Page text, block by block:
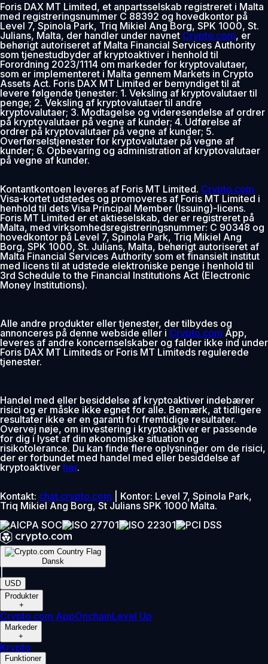
0% gebyr de første 30 dage
Tilføj
Foris DAX MT Limited, et anpartsselskab registreret i Malta
med registreringsnummer C 88392 og hovedkontor på
Level 7, Spinola Park, Triq Mikiel Ang Borg, SPK 1000, St.
Julians, Malta, der handler under navnet Crypto.com, er
behørigt autoriseret af Malta Financial Services Authority
som tjenestudbyder af kryptoaktiver i henhold til
Forordning 2023/1114 om markeder for kryptovalutaer,
som er implementeret i Malta gennem Markets in Crypto
Assets Act. Foris DAX MT Limited er bemyndiget til at
levere følgende tjenester: 1. Veksling af kryptovalutaer til
penge; 2. Veksling af kryptovalutaer til andre
kryptovalutaer; 3. Modtagelse og videresendelse af ordrer
på kryptovalutaer på vegne af kunder; 4. Udførelse af
ordrer på kryptovalutaer på vegne af kunder; 5.
Overførselstjenester for kryptovalutaer på vegne af
kunder; 6. Opbevaring og administration af kryptovalutaer
på vegne af kunder.
Kontantkontoen leveres af Foris MT Limited. Crypto.com
Visa-kortet udstedes og promoveres af Foris MT Limited i
henhold til dets Visa Principal Member (Issuing)-licens.
Foris MT Limited er et aktieselskab, der er registreret på
Malta, med virksomhedsregistreringsnummer: C 90348 og
hovedkontor på Level 7, Spinola Park, Triq Mikiel Ang
Borg, SPK 1000, St. Julians, Malta, behørigt autoriseret af
Malta Financial Services Authority som et finansielt institut
med licens til at udstede elektroniske penge i henhold til
3rd Schedule to the Financial Institutions Act (Electronic
Money Institutions).
Alle andre produkter eller tjenester, der tilbydes og
annonceres på denne webside eller i Crypto.com App,
leveres af andre koncernselskaber og falder ikke ind under
Foris DAX MT Limiteds or Foris MT Limiteds regulerede
tjenester.
Handel med eller besiddelse af kryptoaktiver indebærer
risici og er måske ikke egnet for alle. Bemærk, at tidligere
resultater ikke er en garanti for fremtidige resultater.
Overvej nøje, om investering i kryptoaktiver er passende
for dig i lyset af din økonomiske situation og
risikotolerance. Du kan finde flere oplysninger om de risici,
der er forbundet med handel med eller besiddelse af
kryptoaktiver her.
Kontakt: chat.crypto.com | Kontor: Level 7, Spinola Park,
Triq Mikiel Ang Borg, St Julians SPK 1000 Malta.
Dansk
USD
Produkter
+
Crypto.com AppOnchainLevel Up
Markeder
+
Krypto
Funktioner